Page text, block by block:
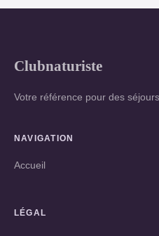
Clubnaturiste
Votre référence pour des
NAVIGATION
Accueil
LÉGAL